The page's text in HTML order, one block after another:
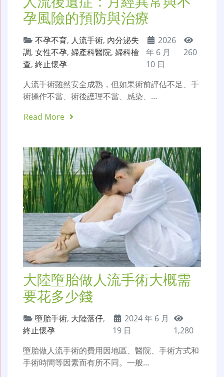
孕風險的預防與治療
不孕不育, 人流手術, 內分泌失
調, 女性不孕, 婦產科醫院, 婦科檢
查, 終止懷孕
2026
年 6 月
10 日
260
人流手術雖然安全成熟，但如果術前評估不足、手
術操作不當、術後護理不當、感染、…
Read More
大陸墮胎做人流手術大概需
要花多少錢
墮胎手術, 大陸落仔,
終止懷孕
2024 年 6 月
19 日
1,280
墮胎做人流手術的費用因地區、醫院、手術方式和
手術時間等因素而有所不同。一般…